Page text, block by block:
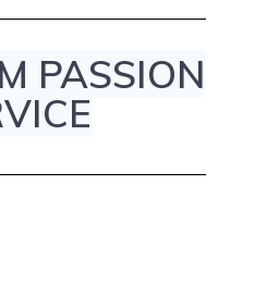
PASSION